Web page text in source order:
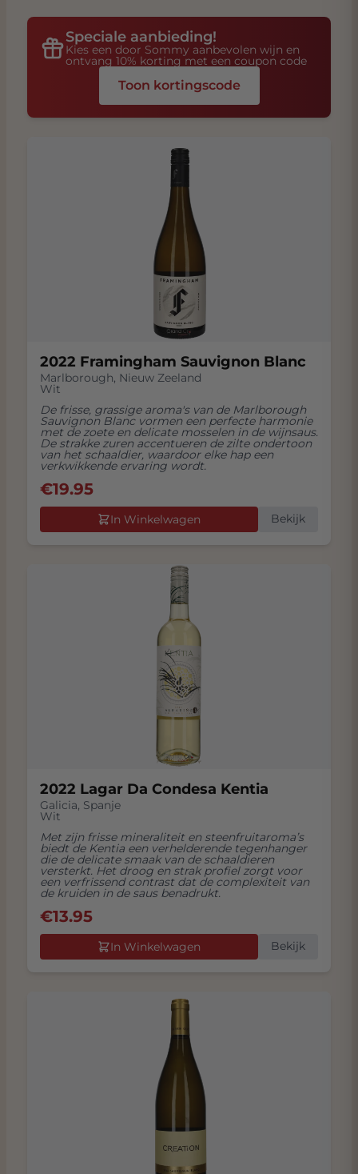
Speciale aanbieding!
Kies een door Sommy aanbevolen wijn en
ontvang 10% korting met een coupon code
Toon kortingscode
2022 Framingham Sauvignon Blanc
Marlborough, Nieuw Zeeland
Wit
De frisse, grassige aroma's van de Marlborough
Sauvignon Blanc vormen een perfecte harmonie
met de zoete en delicate mosselen in de wijnsaus.
De strakke zuren accentueren de zilte ondertoon
van het schaaldier, waardoor elke hap een
verkwikkende ervaring wordt.
€19.95
In Winkelwagen Bekijk
2022 Lagar Da Condesa Kentia
Galicia, Spanje
Wit
Met zijn frisse mineraliteit en steenfruitaroma’s
biedt de Kentia een verhelderende tegenhanger
die de delicate smaak van de schaaldieren
versterkt. Het droog en strak profiel zorgt voor
een verfrissend contrast dat de complexiteit van
de kruiden in de saus benadrukt.
€13.95
In Winkelwagen Bekijk